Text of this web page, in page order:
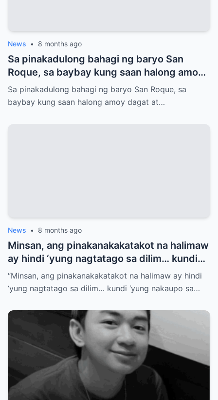
News • 8 months ago
Sa pinakadulong bahagi ng baryo San
Roque, sa baybay kung saan halong amoy
dagat at putik ng palayan ang hangin, may
isang maliit na sementeryo na bihirang
Sa pinakadulong bahagi ng baryo San Roque, sa
baybay kung saan halong amoy dagat at…
News • 8 months ago
Minsan, ang pinaka­nakakatakot na halimaw
ay hindi ‘yung nagtatago sa dilim… kundi
‘yung nakaupo sa harapan mo, nakangiti, at
hawak ang kapalaran mo
“Minsan, ang pinaka­nakakatakot na halimaw ay hindi
‘yung nagtatago sa dilim… kundi ‘yung nakaupo sa…